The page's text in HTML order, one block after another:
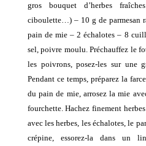
gros bouquet d’herbes
ciboulette…) – 10 g de parmesan
pain de mie – 2 échalotes – 8
sel, poivre moulu. Préchauffez le
les poivrons, posez-les sur une
Pendant ce temps, préparez la
du pain de mie, arrosez la mie
fourchette. Hachez finement
avec les herbes, les échalotes, le
crépine, essorez-la dans un